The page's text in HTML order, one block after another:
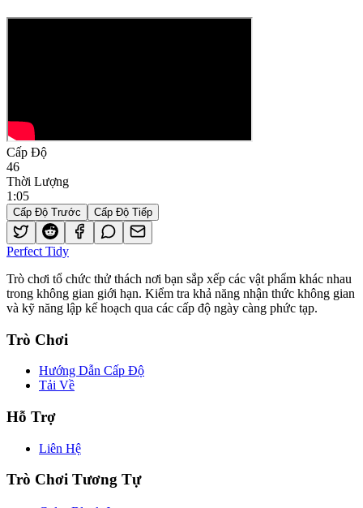
Cấp Độ
46
Thời Lượng
1 :05
Cấp Độ Trước Cấp Độ Tiếp
Perfect Tidy
Trò chơi tổ chức thử thách nơi bạn sắp xếp các vật phẩm khác nhau
trong không gian giới hạn. Kiểm tra khả năng nhận thức không gian
và kỹ năng lập kế hoạch qua các cấp độ ngày càng phức tạp.
Trò Chơi
Hướng Dẫn Cấp Độ
Tải Về
Hỗ Trợ
Liên Hệ
Trò Chơi Tương Tự